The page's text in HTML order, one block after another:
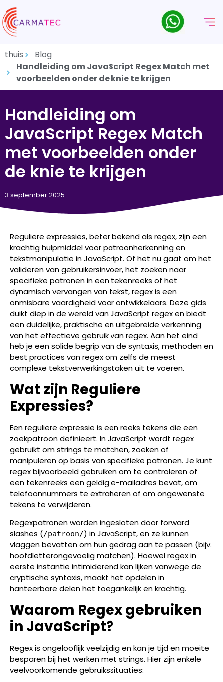
thuis
Blog
Handleiding om JavaScript Regex Match met
voorbeelden onder de knie te krijgen
Handleiding om
JavaScript Regex Match
met voorbeelden onder
de knie te krijgen
3 september 2025
Reguliere expressies, beter bekend als regex, zijn een
krachtig hulpmiddel voor patroonherkenning en
tekstmanipulatie in JavaScript. Of het nu gaat om het
valideren van gebruikersinvoer, het zoeken naar
specifieke patronen in een tekenreeks of het
dynamisch vervangen van tekst, regex is een
onmisbare vaardigheid voor ontwikkelaars. Deze gids
duikt diep in de wereld van JavaScript regex en biedt
een duidelijke, praktische en uitgebreide verkenning
van het effectieve gebruik van regex. Aan het eind
heb je een solide begrip van de syntaxis, methoden en
best practices van regex om zelfs de meest
complexe tekstverwerkingstaken uit te voeren.
Wat zijn Reguliere
Expressies?
Een reguliere expressie is een reeks tekens die een
zoekpatroon definieert. In JavaScript wordt regex
gebruikt om strings te matchen, zoeken of
manipuleren op basis van specifieke patronen. Je kunt
regex bijvoorbeeld gebruiken om te controleren of
een tekenreeks een geldig e-mailadres bevat, om
telefoonnummers te extraheren of om ongewenste
tekens te verwijderen.
Regexpatronen worden ingesloten door forward
slashes (/patroon/) in JavaScript, en ze kunnen
vlaggen bevatten om hun gedrag aan te passen (bijv.
hoofdletterongevoelig matchen). Hoewel regex in
eerste instantie intimiderend kan lijken vanwege de
cryptische syntaxis, maakt het opdelen in
hanteerbare delen het toegankelijk en krachtig.
Waarom Regex gebruiken
in JavaScript?
Regex is ongelooflijk veelzijdig en kan je tijd en moeite
besparen bij het werken met strings. Hier zijn enkele
veelvoorkomende gebruikssituaties: